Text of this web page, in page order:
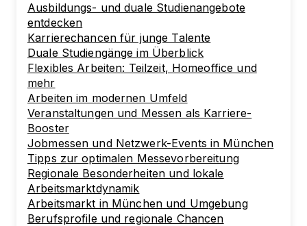
Ausbildungs- und duale Studienangebote
entdecken
Karrierechancen für junge Talente
Duale Studiengänge im Überblick
Flexibles Arbeiten: Teilzeit, Homeoffice und
mehr
Arbeiten im modernen Umfeld
Veranstaltungen und Messen als Karriere-
Booster
Jobmessen und Netzwerk-Events in München
Tipps zur optimalen Messevorbereitung
Regionale Besonderheiten und lokale
Arbeitsmarktdynamik
Arbeitsmarkt in München und Umgebung
Berufsprofile und regionale Chancen